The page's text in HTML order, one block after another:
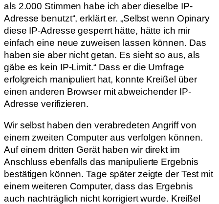
als 2.000 Stimmen habe ich aber dieselbe IP-
Adresse benutzt“, erklärt er. „Selbst wenn Opinary
diese IP-Adresse gesperrt hätte, hätte ich mir
einfach eine neue zuweisen lassen können. Das
haben sie aber nicht getan. Es sieht so aus, als
gäbe es kein IP-Limit.“ Dass er die Umfrage
erfolgreich manipuliert hat, konnte Kreißel über
einen anderen Browser mit abweichender IP-
Adresse verifizieren.
Wir selbst haben den verabredeten Angriff von
einem zweiten Computer aus verfolgen können.
Auf einem dritten Gerät haben wir direkt im
Anschluss ebenfalls das manipulierte Ergebnis
bestätigen können. Tage später zeigte der Test mit
einem weiteren Computer, dass das Ergebnis
auch nachträglich nicht korrigiert wurde. Kreißel